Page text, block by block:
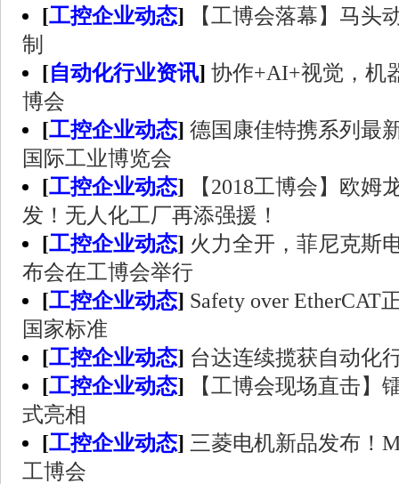
[工控企业动态]
【工博会落幕】马头
制
[自动化行业资讯] 协作+AI+视觉，机
博会
[工控企业动态] 德国康佳特携系列最
国际工业博览会
[工控企业动态]
【2018工博会】欧姆
发！无人化工厂再添强援！
[工控企业动态] 火力全开，菲尼克斯
布会在工博会举行
[工控企业动态] Safety over EtherCAT
国家标准
[工控企业动态] 台达连续揽获自动化
[工控企业动态]
【工博会现场直击】
式亮相
[工控企业动态] 三菱电机新品发布！
工博会